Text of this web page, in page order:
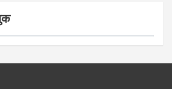
Click to Open Page